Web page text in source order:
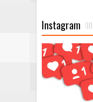
Instagram